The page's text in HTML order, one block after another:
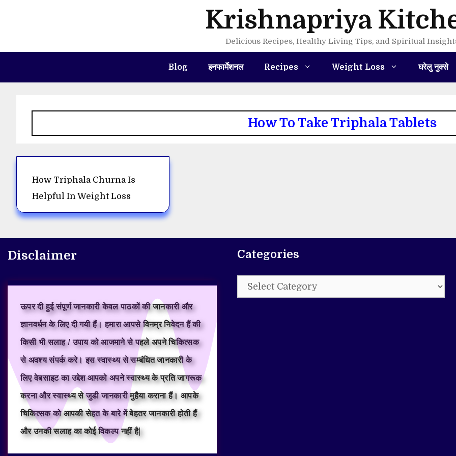
Krishnapriya
Delicious Recipes, Healthy Living Tips, and Spiritual
Blog इनफार्मेशनल Recipes Weight Loss घरेलु नुक्से
How To Take Triphala Tablets
How Triphala Churna Is
Helpful In Weight Loss
Disclaimer
ऊपर दी हुई संपूर्ण जानकारी केवल पाठकों की जानकारी और
ज्ञानवर्धन के लिए दी गयी हैं। हमारा आपसे विनम्र निवेदन हैं की
किसी भी सलाह / उपाय को आजमाने से पहले अपने चिकित्सक
से अवश्य संपर्क करे। इस स्वास्थ्य से सम्बंधित जानकारी के
लिए वेबसाइट का उद्देश आपको अपने स्वास्थ्य के प्रति जागरूक
करना और स्वास्थ्य से जुडी जानकारी मुहैया कराना हैं। आपके
चिकित्सक को आपकी सेहत के बारे में बेहतर जानकारी होती हैं
और उनकी सलाह का कोई विकल्प नहीं है|
Categories
Categories